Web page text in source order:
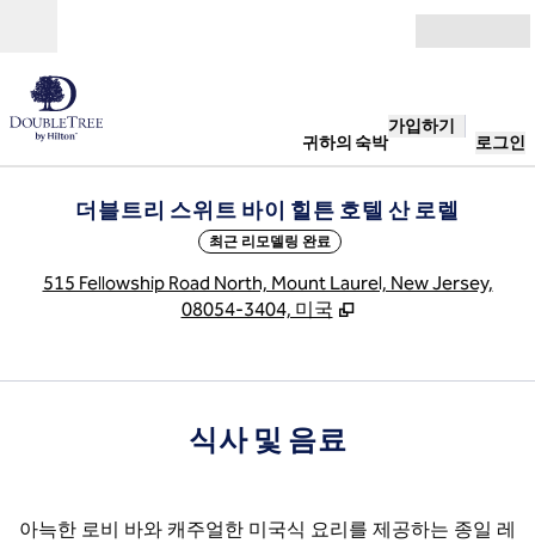
귀하의 숙박
가입하기
로그인
더블트리 스위트 바이 힐튼 호텔 산 로렐
최근 리모델링 완료
515 Fellowship Road North, Mount Laurel, New Jersey,
08054-3404, 미국
식사 및 음료
아늑한 로비 바와 캐주얼한 미국식 요리를 제공하는 종일 레